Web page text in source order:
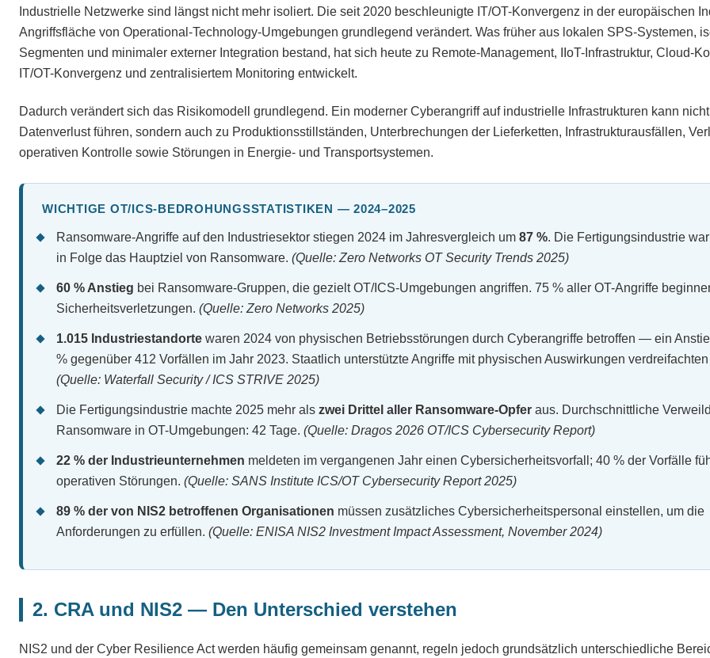
Industrielle Netzwerke sind längst nicht mehr isoliert. Die seit 2020 beschleunigte IT/OT-Konvergenz in der europäischen
Angriffsfläche von Operational-Technology-Umgebungen grundlegend verändert. Was früher aus lokalen SPS-Systemen,
Segmenten und minimaler externer Integration bestand, hat sich heute zu Remote-Management, IIoT-Infrastruktur, Cloud-
IT/OT-Konvergenz und zentralisiertem Monitoring entwickelt.
Dadurch verändert sich das Risikomodell grundlegend. Ein moderner Cyberangriff auf industrielle Infrastrukturen kann
Datenverlust führen, sondern auch zu Produktionsstillständen, Unterbrechungen der Lieferketten, Infrastrukturausfällen,
operativen Kontrolle sowie Störungen in Energie- und Transportsystemen.
WICHTIGE OT/ICS-BEDROHUNGSSTATISTIKEN — 2024–2025
Ransomware-Angriffe auf den Industriesektor stiegen 2024 im Jahresvergleich um 87 %. Die Fertigungsindustrie
in Folge das Hauptziel von Ransomware. (Quelle: Zero Networks OT Security Trends 2025)
60 % Anstieg bei Ransomware-Gruppen, die gezielt OT/ICS-Umgebungen angriffen. 75 % aller OT-Angriffe
Sicherheitsverletzungen. (Quelle: Zero Networks 2025)
1.015 Industriestandorte waren 2024 von physischen Betriebsstörungen durch Cyberangriffe betroffen — ein
% gegenüber 412 Vorfällen im Jahr 2023. Staatlich unterstützte Angriffe mit physischen Auswirkungen
(Quelle: Waterfall Security / ICS STRIVE 2025)
Die Fertigungsindustrie machte 2025 mehr als zwei Drittel aller Ransomware-Opfer aus. Durchschnittliche
Ransomware in OT-Umgebungen: 42 Tage. (Quelle: Dragos 2026 OT/ICS Cybersecurity Report)
22 % der Industrieunternehmen meldeten im vergangenen Jahr einen Cybersicherheitsvorfall; 40 % der Vorfälle
operativen Störungen. (Quelle: SANS Institute ICS/OT Cybersecurity Report 2025)
89 % der von NIS2 betroffenen Organisationen müssen zusätzliches Cybersicherheitspersonal einstellen, um die
Anforderungen zu erfüllen. (Quelle: ENISA NIS2 Investment Impact Assessment, November 2024)
2. CRA und NIS2 — Den Unterschied verstehen
NIS2 und der Cyber Resilience Act werden häufig gemeinsam genannt, regeln jedoch grundsätzlich unterschiedliche